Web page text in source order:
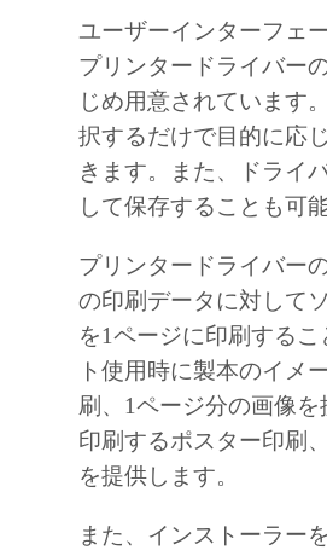
This Agreement shall
terms hereof. Upon
Canon enforcing its
promptly destroy the
thereof.
11 shall survive any
9. U.S.
A "US Government
the government of the
End User, the following
"commercial item," as
(October 1995),
and "commercial
terms are used in 48
with 48 C.F.R. 12.212
ユーザーインターフェ
プリンタードライバー
じめ用意されています
択するだけで目的に応
きます。また、ドライ
して保存することも可
プリンタードライバー
の印刷データに対して
を1ページに印刷する
ト使用時に製本のイメ
刷、1ページ分の画像
印刷するポスター印刷
を提供します。
また、インストーラー